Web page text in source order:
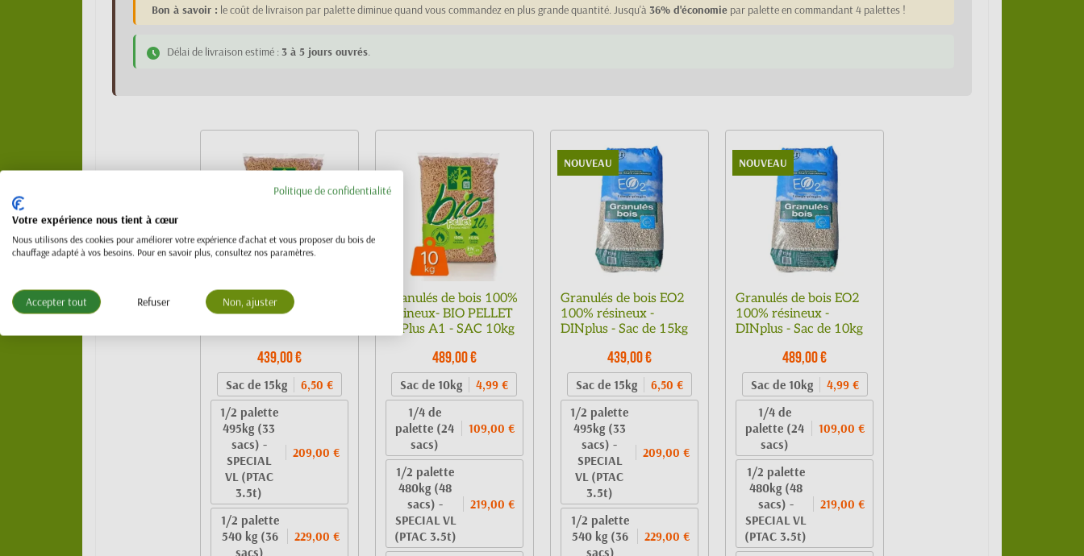
Bon à savoir : le coût de livraison par palette diminue quand vous commandez en plus grande quantité. Jusqu'à 36% d'économie par palette en commandant 4 palettes !
Délai de livraison estimé : 3 à 5 jours ouvrés.
Granulés de bois 100%
résineux- BIO PELLET
439,00 €
Sac de 15kg 6,50 €
1/2 palette
495kg (33
sacs) -
SPECIAL
VL (PTAC
3.5t)
209,00 €
1/2 palette
540 kg (36
sacs)
229,00 €
Granulés de bois 100%
résineux- BIO PELLET
EnPlus A1 - SAC 10kg
489,00 €
Sac de 10kg 4,99 €
1/4 de
palette (24
sacs)
109,00 €
1/2 palette
480kg (48
sacs) -
SPECIAL VL
(PTAC 3.5t)
219,00 €
NOUVEAU
Granulés de bois EO2
100% résineux -
DINplus - Sac de 15kg
439,00 €
Sac de 15kg 6,50 €
1/2 palette
495kg (33
sacs) -
SPECIAL
VL (PTAC
3.5t)
209,00 €
1/2 palette
540 kg (36
sacs)
229,00 €
NOUVEAU
Granulés de bois EO2
100% résineux -
DINplus - Sac de 10kg
489,00 €
Sac de 10kg 4,99 €
1/4 de
palette (24
sacs)
109,00 €
1/2 palette
480kg (48
sacs) -
SPECIAL VL
(PTAC 3.5t)
219,00 €
Politique de confidentialité
Votre expérience nous tient à cœur
Nous utilisons des cookies pour améliorer votre expérience d'achat et vous proposer du bois de
chauffage adapté à vos besoins. Pour en savoir plus, consultez nos paramètres.
Accepter tout Refuser Non, ajuster